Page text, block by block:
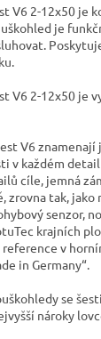
V6 2-12x50 je
je
V6 2-12x50 je
V6
v každém
cíle, jemná
zrovna tak,
senzor,
krajních
v
in Germany“.
se
nároky